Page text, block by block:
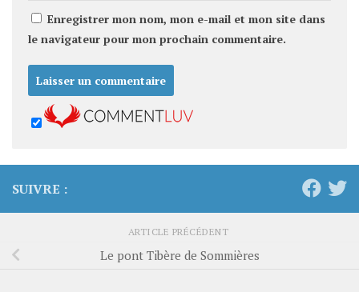
Enregistrer mon nom, mon e-mail et mon site dans
le navigateur pour mon prochain commentaire.
SUIVRE :
ARTICLE PRÉCÉDENT
Le pont Tibère de Sommières